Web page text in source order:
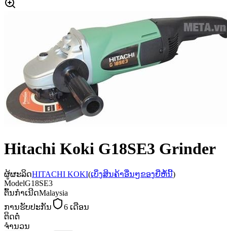
Hitachi Koki G18SE3 Grinder
ຜູ້ຜະລິດHITACHI KOKI(ເບິ່ງສິນຄ້າອື່ນໆຂອງຍີ່ຫໍ້ນີ້)
ModelG18SE3
ຕົ້ນກຳເນີດMalaysia
ການຮັບປະກັນ
6 ເດືອນ
ຕິດຕໍ່
ຈຳນວນ